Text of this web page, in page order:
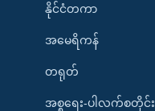
နိုင်ငံတကာ
အမေရိကန်
တရုတ်
အစ္စရေး-ပါလက်စတိုင်း